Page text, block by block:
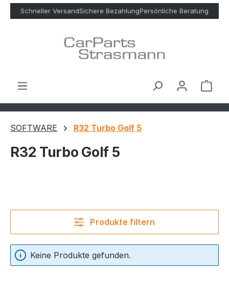
Zum Hauptinhalt springen
Schneller VersandSichere BezahlungPersönliche Beratung
SOFTWARE R32 Turbo Golf 5
R32 Turbo Golf 5
Produkte filtern
Keine Produkte gefunden.